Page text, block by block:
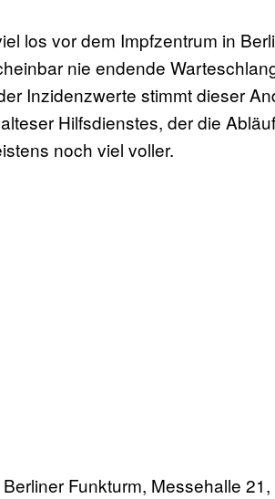
los vor dem Impfzentrum in
nie endende
Inzidenzwerte stimmt dieser
Hilfsdienstes, der die
noch viel voller.
Funkturm, Messehalle